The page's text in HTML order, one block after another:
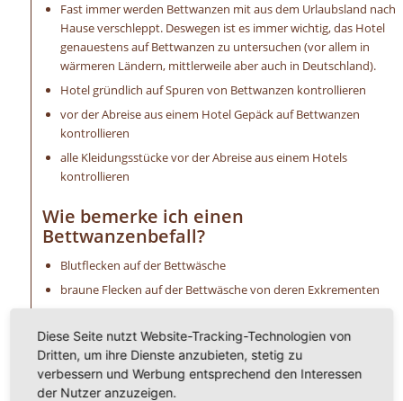
Fast immer werden Bettwanzen mit aus dem Urlaubsland nach
Hause verschleppt. Deswegen ist es immer wichtig, das Hotel
genauestens auf Bettwanzen zu untersuchen (vor allem in
wärmeren Ländern, mittlerweile aber auch in Deutschland).
Hotel gründlich auf Spuren von Bettwanzen kontrollieren
vor der Abreise aus einem Hotel Gepäck auf Bettwanzen
kontrollieren
alle Kleidungsstücke vor der Abreise aus einem Hotels
kontrollieren
Wie bemerke ich einen
Bettwanzenbefall?
Blutflecken auf der Bettwäsche
braune Flecken auf der Bettwäsche von deren Exkrementen
extreme Schwellungen (Bisse) an der Haut
allergische Reaktionen, wie Hautirritationen u. a.
unangenehmer Juckreiz
Diese Seite nutzt Website-Tracking-Technologien von
Dritten, um ihre Dienste anzubieten, stetig zu
verbessern und Werbung entsprechend den Interessen
der Nutzer anzuzeigen.